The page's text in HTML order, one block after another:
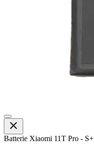
Batterie Xiaomi 11T Pro - S+